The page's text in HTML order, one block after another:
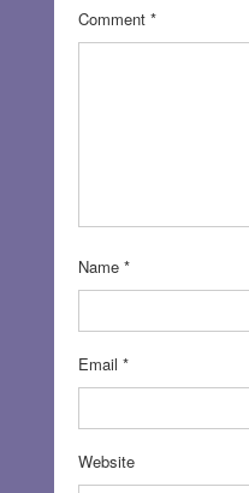
Comment *
Name *
Email *
Website